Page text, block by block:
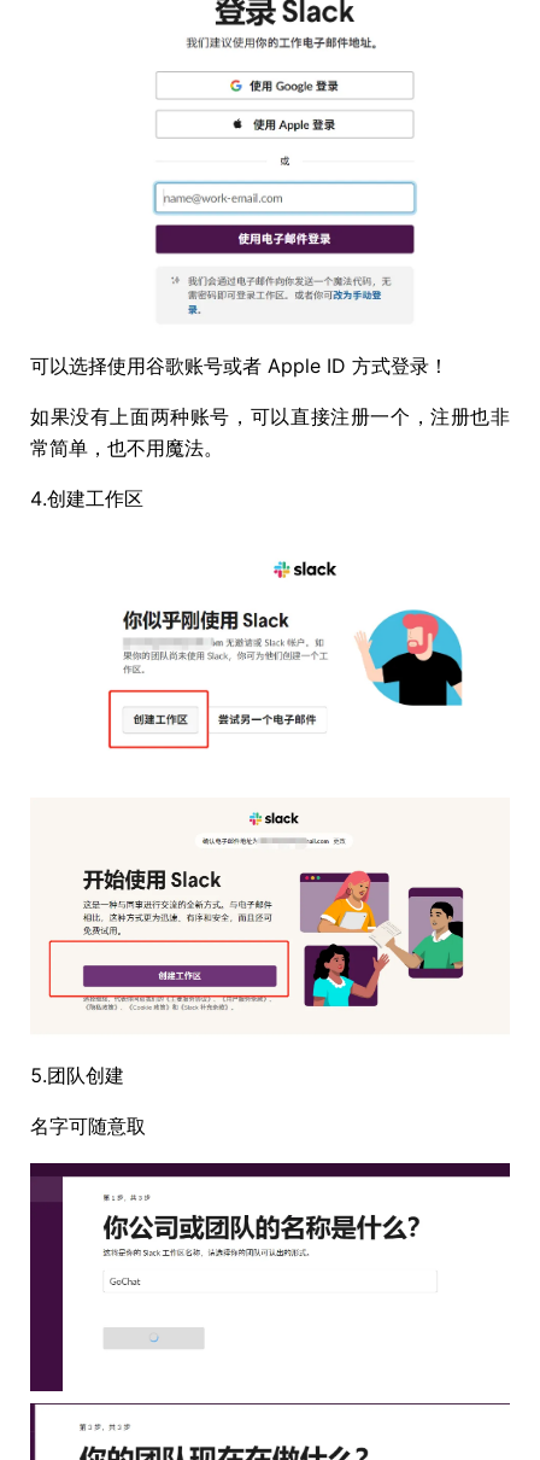
可以选择使用谷歌账号或者 Apple ID 方式登录！
如果没有上面两种账号，可以直接注册一个，注册也非
常简单，也不用魔法。
4.创建工作区
5.团队创建
名字可随意取